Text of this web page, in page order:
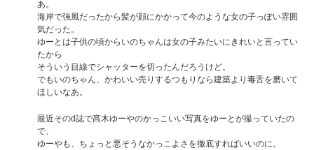
あ。
海岸で強風だったから髪が顔にかかって今のような女の子っぽい雰囲
気だった。
ゆーとは子供の頃からいのちゃんは女の子みたいにきれいと言ってい
たから
そういう目線でシャッターを切ったんだろうけど。
でもいのちゃん、かわいい売りするつもりなら建築より毒舌を磨いて
ほしいなあ。
最近そのd誌で髙木ゆーやのかっこいい写真をゆーとが撮っていたの
で、
ゆーやも、ちょっと悪そうなかっこよさを徹底すればいいのに。